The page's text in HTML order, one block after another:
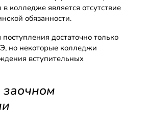
колледже является отсутствие
обязанности.
достаточно только
но некоторые колледжи
вступительных